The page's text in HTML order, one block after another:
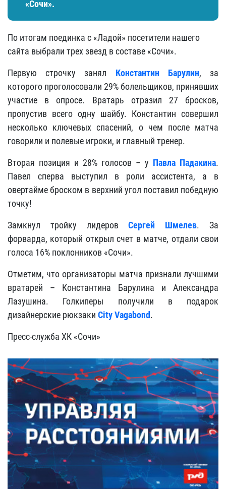
«Сочи».
По итогам поединка с «Ладой» посетители нашего
сайта выбрали трех звезд в составе «Сочи».
Первую строчку занял Константин Барулин, за
которого проголосовали 29% болельщиков, принявших
участие в опросе. Вратарь отразил 27 бросков,
пропустив всего одну шайбу. Константин совершил
несколько ключевых спасений, о чем после матча
говорили и полевые игроки, и главный тренер.
Вторая позиция и 28% голосов – у Павла Падакина.
Павел сперва выступил в роли ассистента, а в
овертайме броском в верхний угол поставил победную
точку!
Замкнул тройку лидеровСергей Шмелев. За
форварда, который открыл счет в матче, отдали свои
голоса 16% поклонников «Сочи».
Отметим, что организаторы матча признали лучшими
вратарей – Константина Барулина и Александра
Лазушина. Голкиперы получили в подарок
дизайнерские рюкзаки City Vagabond.
Пресс-служба ХК «Сочи»